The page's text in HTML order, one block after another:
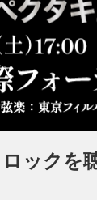
ックを